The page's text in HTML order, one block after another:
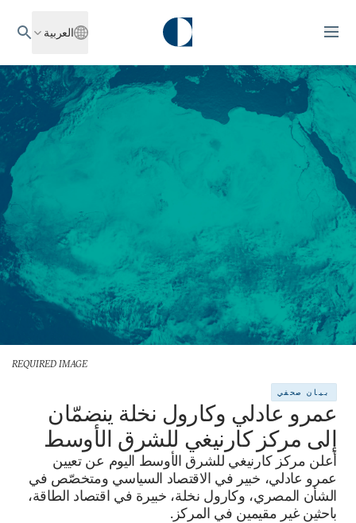
العربية
REQUIRED IMAGE
بيان صحفي
عمرو عادلي وكارول نخلة ينضمّان
إلى مركز كارنيغي للشرق الأوسط
أعلن مركز كارنيغي للشرق الأوسط اليوم عن تعيين
عمرو عادلي، خبير في الاقتصاد السياسي ومتخصّص في
الشأن المصري، وكارول نخلة، خبيرة في اقتصاد الطاقة،
باحثين غير مقيمين في المركز.